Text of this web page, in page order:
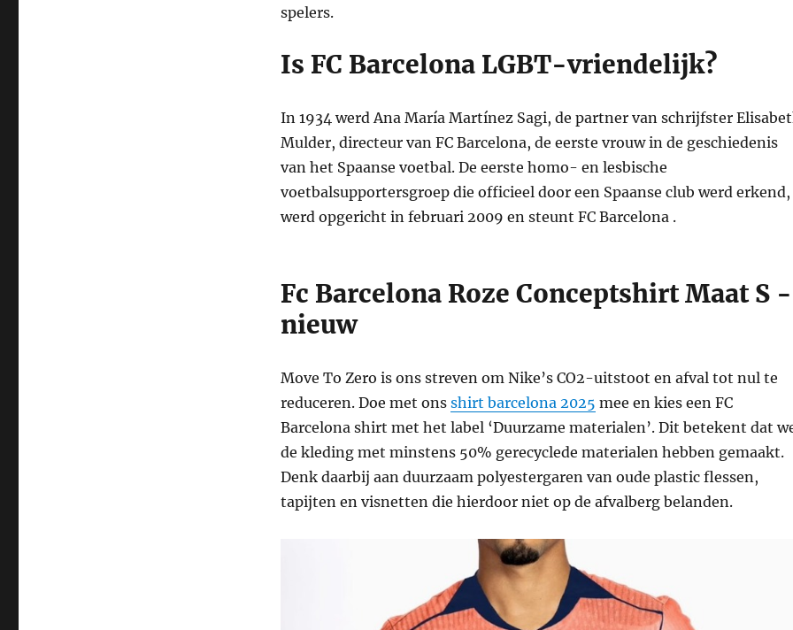
spelers.
Is FC Barcelona LGBT-vriendelijk?
In 1934 werd Ana María Martínez Sagi, de partner van schrijfster
Mulder, directeur van FC Barcelona, ​​de eerste vrouw in de geschiedenis
van het Spaanse voetbal. De eerste homo- en lesbische
voetbalsupportersgroep die officieel door een Spaanse club werd erkend,
werd opgericht in februari 2009 en steunt FC Barcelona .
Fc Barcelona Roze Conceptshirt Maat S -
nieuw
Move To Zero is ons streven om Nike’s CO2-uitstoot en afval tot nul te
reduceren. Doe met ons shirt barcelona 2025 mee en kies een FC
Barcelona shirt met het label ‘Duurzame materialen’. Dit betekent dat
de kleding met minstens 50% gerecyclede materialen hebben gemaakt.
Denk daarbij aan duurzaam polyestergaren van oude plastic flessen,
tapijten en visnetten die hierdoor niet op de afvalberg belanden.